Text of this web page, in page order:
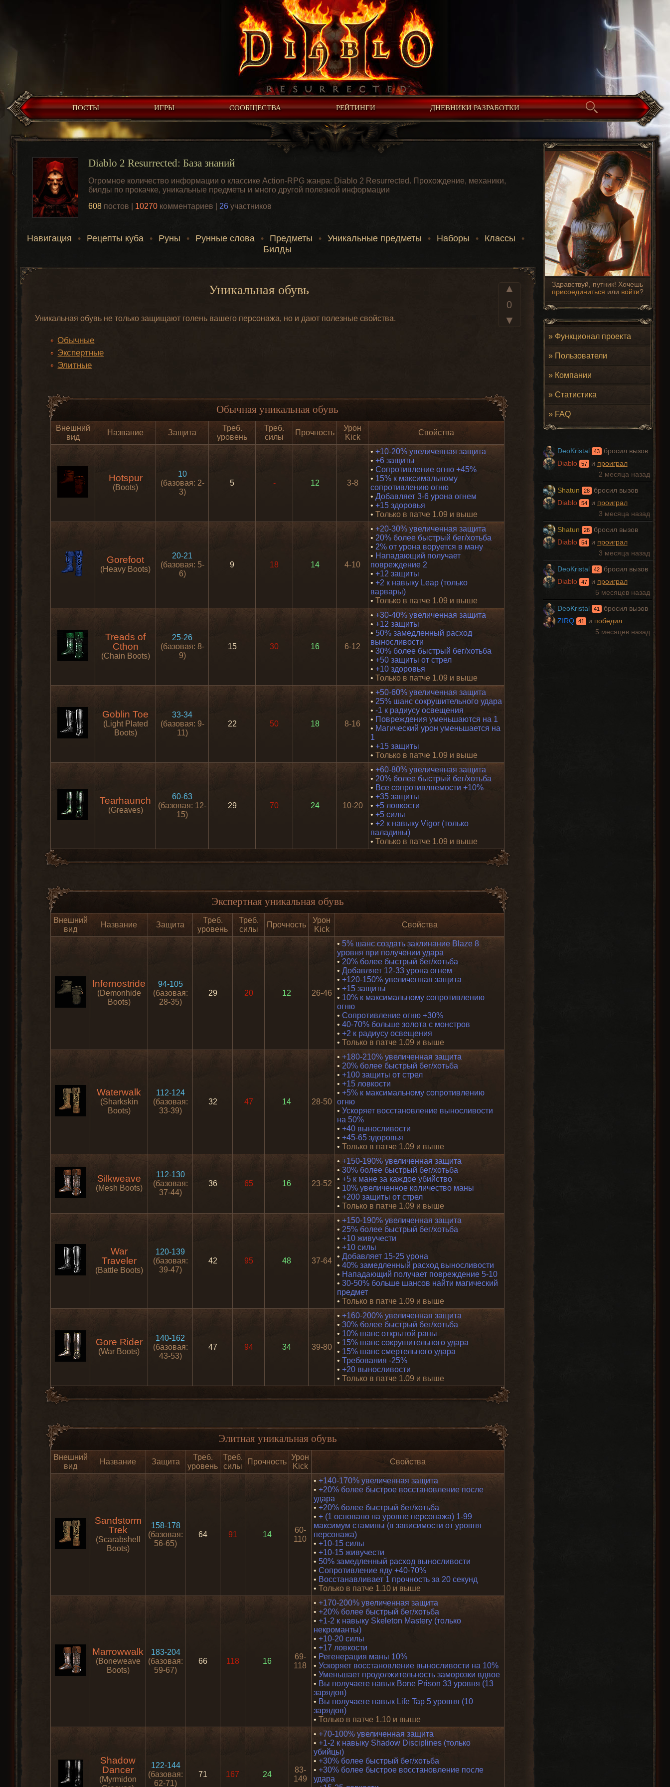
ПОСТЫ ИГРЫ СООБЩЕСТВА РЕЙТИНГИ ДНЕВНИКИ РАЗРАБОТКИ
Здравствуй, путник! Хочешь
присоединиться или войти?
» Функционал проекта
» Пользователи
» Компании
» Статистика
» FAQ
DeoKristal 43 бросил вызов
Diablo
57 и проиграл
2 месяца назад
Shatun 28 бросил вызов
Diablo
54 и проиграл
3 месяца назад
Shatun 28 бросил вызов
Diablo
54 и проиграл
3 месяца назад
DeoKristal 42 бросил вызов
Diablo
47 и проиграл
5 месяцев назад
DeoKristal 41 бросил вызов
ZIRQ
41 и победил
5 месяцев назад
Diablo 2 Resurrected: База знаний
Огромное количество информации о классике Action-RPG жанра: Diablo 2 Resurrected. Прохождение, механики,
билды по прокачке, уникальные предметы и много другой полезной информации
608 постов | 10270 комментариев | 26 участников
Навигация • Рецепты куба • Руны • Рунные слова • Предметы • Уникальные предметы • Наборы • Классы
•
Билды
▲
0
▼
Уникальная обувь
Уникальная обувь не только защищают голень вашего персонажа, но и дают полезные свойства.
Обычные
Экспертные
Элитные
Обычная уникальная обувь
Внешний
вид
Название Защита
Треб.
уровень
Треб.
силы
Прочность
Урон
Kick
Свойства
Hotspur
(Boots)
10
(базовая: 2-
3)
5 - 12 3-8
• +10-20% увеличенная защита
• +6 защиты
• Сопротивление огню +45%
• 15% к максимальному
сопротивлению огню
• Добавляет 3-6 урона огнем
• +15 здоровья
• Только в патче 1.09 и выше
Gorefoot
(Heavy Boots)
20-21
(базовая: 5-
6)
9 18 14 4-10
• +20-30% увеличенная защита
• 20% более быстрый бег/хотьба
• 2% от урона воруется в ману
• Нападающий получает
повреждение 2
• +12 защиты
• +2 к навыку Leap (только
варвары)
• Только в патче 1.09 и выше
Treads of
Cthon
(Chain Boots)
25-26
(базовая: 8-
9)
15 30 16 6-12
• +30-40% увеличенная защита
• +12 защиты
• 50% замедленный расход
выносливости
• 30% более быстрый бег/хотьба
• +50 защиты от стрел
• +10 здоровья
• Только в патче 1.09 и выше
Goblin Toe
(Light Plated
Boots)
33-34
(базовая: 9-
11)
22 50 18 8-16
• +50-60% увеличенная защита
• 25% шанс сокрушительного удара
• -1 к радиусу освещения
• Повреждения уменьшаются на 1
• Магический урон уменьшается на
1
• +15 защиты
• Только в патче 1.09 и выше
Tearhaunch
(Greaves)
60-63
(базовая: 12-
15)
29 70 24 10-20
• +60-80% увеличенная защита
• 20% более быстрый бег/хотьба
• Все сопротивляемости +10%
• +35 защиты
• +5 ловкости
• +5 силы
• +2 к навыку Vigor (только
паладины)
• Только в патче 1.09 и выше
Экспертная уникальная обувь
Внешний
вид
Название Защита
Треб.
уровень
Треб.
силы
Прочность
Урон
Kick
Свойства
Infernostride
(Demonhide
Boots)
94-105
(базовая:
28-35)
29 20 12 26-46
• 5% шанс создать заклинание Blaze 8
уровня при получении удара
• 20% более быстрый бег/хотьба
• Добавляет 12-33 урона огнем
• +120-150% увеличенная защита
• +15 защиты
• 10% к максимальному сопротивлению
огню
• Сопротивление огню +30%
• 40-70% больше золота с монстров
• +2 к радиусу освещения
• Только в патче 1.09 и выше
Waterwalk
(Sharkskin
Boots)
112-124
(базовая:
33-39)
32 47 14 28-50
• +180-210% увеличенная защита
• 20% более быстрый бег/хотьба
• +100 защиты от стрел
• +15 ловкости
• +5% к максимальному сопротивлению
огню
• Ускоряет восстановление выносливости
на 50%
• +40 выносливости
• +45-65 здоровья
• Только в патче 1.09 и выше
Silkweave
(Mesh Boots)
112-130
(базовая:
37-44)
36 65 16 23-52
• +150-190% увеличенная защита
• 30% более быстрый бег/хотьба
• +5 к мане за каждое убийство
• 10% увеличенное количество маны
• +200 защиты от стрел
• Только в патче 1.09 и выше
War
Traveler
(Battle Boots)
120-139
(базовая:
39-47)
42 95 48 37-64
• +150-190% увеличенная защита
• 25% более быстрый бег/хотьба
• +10 живучести
• +10 силы
• Добавляет 15-25 урона
• 40% замедленный расход выносливости
• Нападающий получает повреждение 5-10
• 30-50% больше шансов найти магический
предмет
• Только в патче 1.09 и выше
Gore Rider
(War Boots)
140-162
(базовая:
43-53)
47 94 34 39-80
• +160-200% увеличенная защита
• 30% более быстрый бег/хотьба
• 10% шанс открытой раны
• 15% шанс сокрушительного удара
• 15% шанс смертельного удара
• Требования -25%
• +20 выносливости
• Только в патче 1.09 и выше
Элитная уникальная обувь
Внешний
вид
Название Защита
Треб.
уровень
Треб.
силы
Прочность
Урон
Kick
Свойства
Sandstorm
Trek
(Scarabshell
Boots)
158-178
(базовая:
56-65)
64 91 14
60-
110
• +140-170% увеличенная защита
• +20% более быстрое восстановление после
удара
• +20% более быстрый бег/хотьба
• + (1 основано на уровне персонажа) 1-99
максимум стамины (в зависимости от уровня
персонажа)
• +10-15 силы
• +10-15 живучести
• 50% замедленный расход выносливости
• Сопротивление яду +40-70%
• Восстанавливает 1 прочность за 20 секунд
• Только в патче 1.10 и выше
Marrowwalk
(Boneweave
Boots)
183-204
(базовая:
59-67)
66 118 16
69-
118
• +170-200% увеличенная защита
• +20% более быстрый бег/хотьба
• +1-2 к навыку Skeleton Mastery (только
некроманты)
• +10-20 силы
• +17 ловкости
• Регенерация маны 10%
• Ускоряет восстановление выносливости на 10%
• Уменьшает продолжительность заморозки вдвое
• Вы получаете навык Bone Prison 33 уровня (13
зарядов)
• Вы получаете навык Life Tap 5 уровня (10
зарядов)
• Только в патче 1.10 и выше
Shadow
Dancer
(Myrmidon
122-144
(базовая:
62-71)
71 167 24
83-
149
• +70-100% увеличенная защита
• +1-2 к навыку Shadow Disciplines (только
убийцы)
• +30% более быстрый бег/хотьба
• +30% более быстрое восстановление после
удара